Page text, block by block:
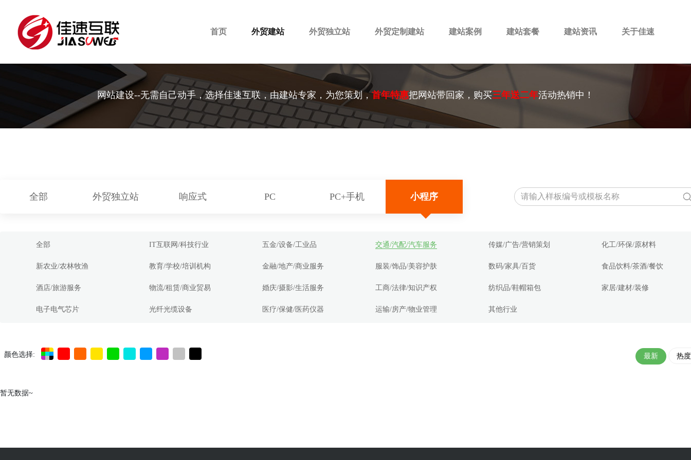
首页 外贸建站 外贸独立站 外贸定制建站 建站案例 建站套餐 建站资讯 关于佳速
网站建设--无需自己动手，选择佳速互联，由建站专家，为您策划，首年特惠把网站带回家，购买三年送二年活动热销中！
全部 外贸独立站 响应式 PC PC+手机 小程序
全部 IT互联网/科技行业 五金/设备/工业品 交通/汽配/汽车服务 传媒/广告/营销策划 化工/环保/原材料
新农业/农林牧渔 教育/学校/培训机构 金融/地产/商业服务 服装/饰品/美容护肤 数码/家具/百货 食品饮料/茶酒/餐饮
酒店/旅游服务 物流/租赁/商业贸易 婚庆/摄影/生活服务 工商/法律/知识产权 纺织品/鞋帽箱包 家居/建材/装修
电子电气芯片 光纤光缆设备 医疗/保健/医药仪器 运输/房产/物业管理 其他行业
颜色选择: 最新 热度
暂无数据~